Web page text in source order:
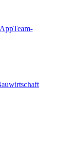
Team-